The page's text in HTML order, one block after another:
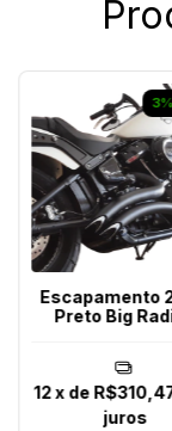
3%
Escapamento
Preto Big
12x de
juros